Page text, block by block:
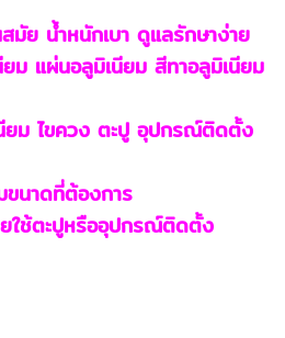
มัย น้ำหนักเบา ดูแลรักษาง่าย
ม แผ่นอลูมิเนียม สีทาอลูมิเนียม
ยม ไขควง ตะปู อุปกรณ์ติดตั้ง
ขนาดที่ต้องการ
ยใช้ตะปูหรืออุปกรณ์ติดตั้ง